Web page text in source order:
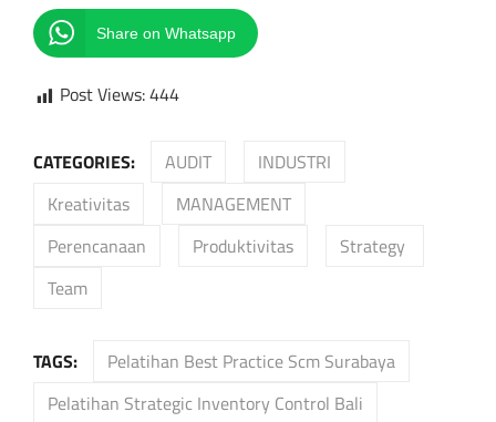
Share on Whatsapp
Post Views:444
CATEGORIES: AUDIT
INDUSTRI
Kreativitas
MANAGEMENT
Perencanaan
Produktivitas
Strategy
Team
TAGS:
Pelatihan Best Practice Scm Surabaya
Pelatihan Strategic Inventory Control Bali